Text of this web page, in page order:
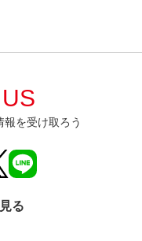
を受け取ろう
る